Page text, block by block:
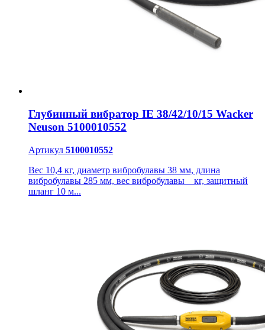
Глубинный вибратор IE 38/42/10/15 Wacker
Neuson 5100010552
Артикул 5100010552
Вес 10,4 кг, диаметр вибробулавы 38 мм, длина
вибробулавы 285 мм, вес вибробулавы _ кг, защитный
шланг 10 м...